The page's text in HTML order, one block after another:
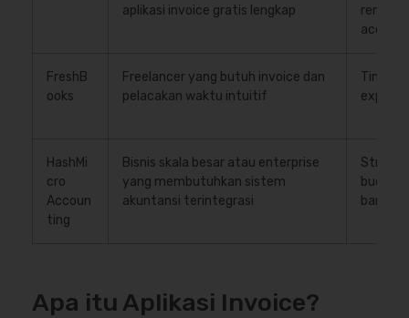
aplikasi invoice gratis lengkap
FreshB
ooks
Freelancer yang butuh invoice dan
pelacakan waktu intuitif
Time
HashMi
cro
Accoun
ting
Bisnis skala besar atau enterprise
yang membutuhkan sistem
akuntansi terintegrasi
budget
bank
Apa itu Aplikasi Invoice?